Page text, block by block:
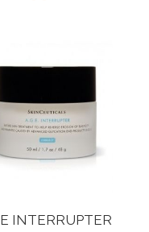
INTERRUPTER